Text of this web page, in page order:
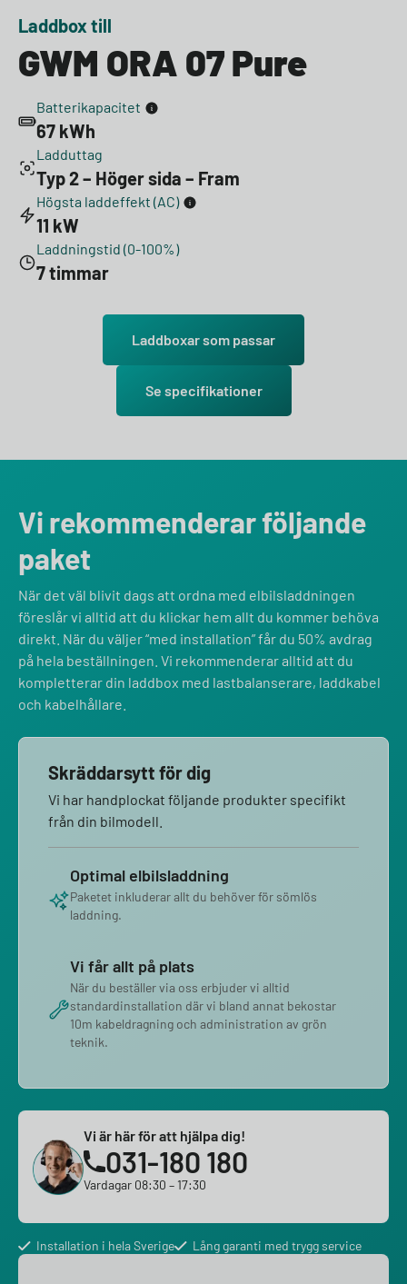
Laddbox till
GWM ORA 07 Pure
Batterikapacitet
67 kWh
Ladduttag
Typ 2 – Höger sida – Fram
Högsta laddeffekt (AC)
11 kW
Laddningstid (0-100%)
7 timmar
Laddboxar som passar
Se specifikationer
Vi rekommenderar följande
paket
När det väl blivit dags att ordna med elbilsladdningen
föreslår vi alltid att du klickar hem allt du kommer behöva
direkt. När du väljer “med installation” får du 50% avdrag
på hela beställningen. Vi rekommenderar alltid att du
kompletterar din laddbox med lastbalanserare, laddkabel
och kabelhållare.
Skräddarsytt för dig
Vi har handplockat följande produkter specifikt
från din bilmodell.
Optimal elbilsladdning
Paketet inkluderar allt du behöver för sömlös
laddning.
Vi får allt på plats
När du beställer via oss erbjuder vi alltid
standardinstallation där vi bland annat bekostar
10m kabeldragning och administration av grön
teknik.
Vi är här för att hjälpa dig!
031-180 180
Vardagar 08:30 – 17:30
Installation i hela Sverige Lång garanti med trygg service